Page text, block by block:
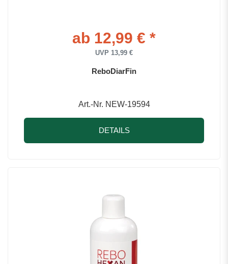
ab 12,99 € *
UVP 13,99 €
ReboDiarFin
Art.-Nr. NEW-19594
DETAILS